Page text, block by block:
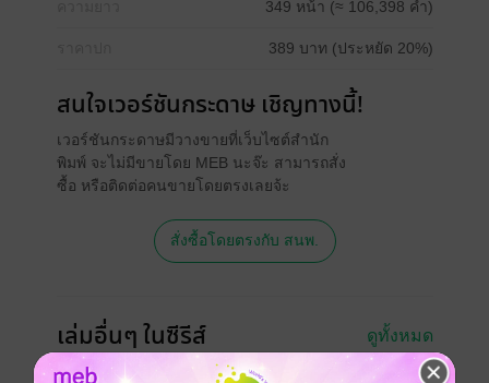
349 หน้า (≈ 106,398 คำ)
389 บาท (ประหยัด 20%)
สนใจเวอร์ชันกระดาษ เชิญทางนี้!
เวอร์ชันกระดาษมีวางขายที่เว็บไซต์สำนัก
พิมพ์ จะไม่มีขายโดย MEB นะจ๊ะ สามารถสั่ง
ซื้อ หรือติดต่อคนขายโดยตรงเลยจ้ะ
สั่งซื้อโดยตรงกับ สนพ.
เล่มอื่นๆ ในซีรีส์ ดูทั้งหมด